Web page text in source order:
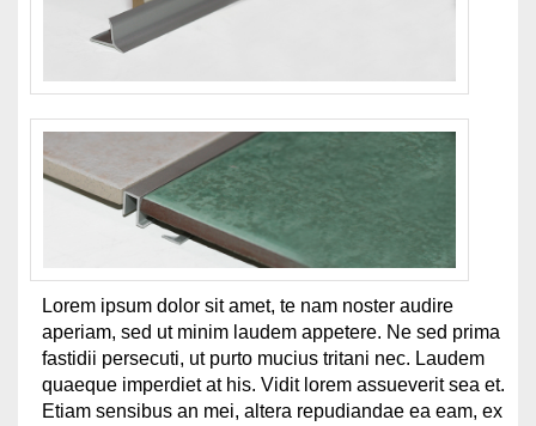
Lorem ipsum dolor sit amet, te nam noster audire
aperiam, sed ut minim laudem appetere. Ne sed prima
fastidii persecuti, ut purto mucius tritani nec. Laudem
quaeque imperdiet at his. Vidit lorem assueverit sea et.
Etiam sensibus an mei, altera repudiandae ea eam, ex